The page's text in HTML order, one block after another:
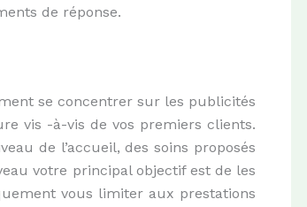
de réponse.
se concentrer sur les publicités
vis -à-vis de vos premiers clients.
de l’accueil, des soins proposés
votre principal objectif est de les
vous limiter aux prestations